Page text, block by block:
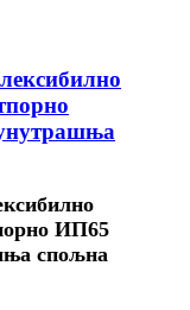
ИП65
спољна